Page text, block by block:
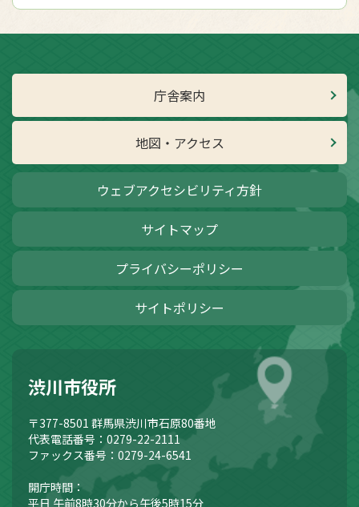
庁舎案内
地図・アクセス
ウェブアクセシビリティ方針
サイトマップ
プライバシーポリシー
サイトポリシー
渋川市役所
〒377-8501 群馬県渋川市石原80番地
代表電話番号：0279-22-2111
ファックス番号：0279-24-6541
開庁時間：
平日 午前8時30分から午後5時15分